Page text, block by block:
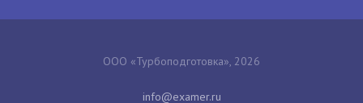
ООО «Турбоподготовка», 2026